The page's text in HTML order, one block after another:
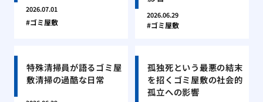
2026.07.01
ゴミ屋敷
2026.06.29
ゴミ屋敷
特殊清掃員が語るゴミ屋
敷清掃の過酷な日常
孤独死という最悪の結末
を招くゴミ屋敷の社会的
孤立への影響